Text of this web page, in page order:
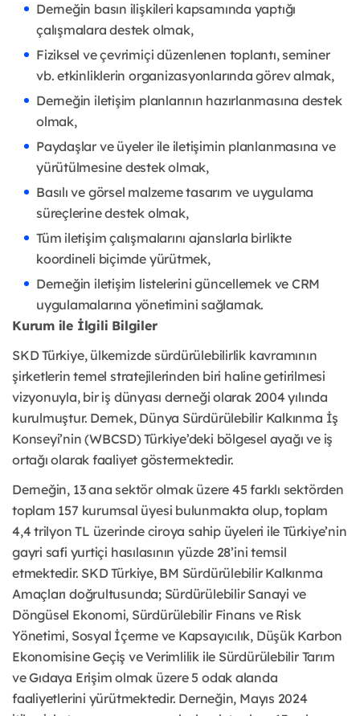
Derneğin basın ilişkileri kapsamında yaptığı
çalışmalara destek olmak,
Fiziksel ve çevrimiçi düzenlenen toplantı, seminer
vb. etkinliklerin organizasyonlarında görev almak,
Derneğin iletişim planlarının hazırlanmasına destek
olmak,
Paydaşlar ve üyeler ile iletişimin planlanmasına ve
yürütülmesine destek olmak,
Basılı ve görsel malzeme tasarım ve uygulama
süreçlerine destek olmak,
Tüm iletişim çalışmalarını ajanslarla birlikte
koordineli biçimde yürütmek,
Derneğin iletişim listelerini güncellemek ve CRM
uygulamalarına yönetimini sağlamak.
Kurum ile İlgili Bilgiler
SKD Türkiye, ülkemizde sürdürülebilirlik kavramının
şirketlerin temel stratejilerinden biri haline getirilmesi
vizyonuyla, bir iş dünyası derneği olarak 2004 yılında
kurulmuştur. Dernek, Dünya Sürdürülebilir Kalkınma İş
Konseyi’nin (WBCSD) Türkiye’deki bölgesel ayağı ve iş
ortağı olarak faaliyet göstermektedir.
Derneğin, 13 ana sektör olmak üzere 45 farklı sektörden
toplam 157 kurumsal üyesi bulunmakta olup, toplam
4,4 trilyon TL üzerinde ciroya sahip üyeleri ile Türkiye’nin
gayri safi yurtiçi hasılasının yüzde 28’ini temsil
etmektedir. SKD Türkiye, BM Sürdürülebilir Kalkınma
Amaçları doğrultusunda; Sürdürülebilir Sanayi ve
Döngüsel Ekonomi, Sürdürülebilir Finans ve Risk
Yönetimi, Sosyal İçerme ve Kapsayıcılık, Düşük Karbon
Ekonomisine Geçiş ve Verimlilik ile Sürdürülebilir Tarım
ve Gıdaya Erişim olmak üzere 5 odak alanda
faaliyetlerini yürütmektedir. Derneğin, Mayıs 2024